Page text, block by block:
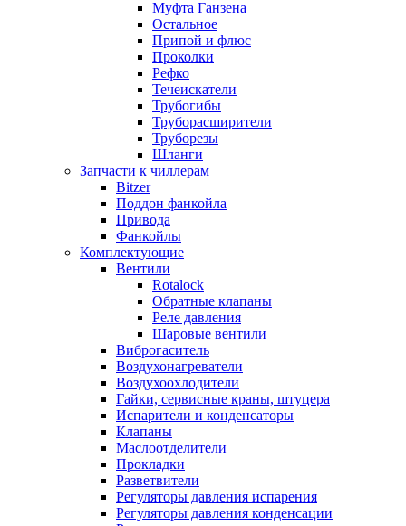
Муфта Ганзена
Остальное
Припой и флюс
Проколки
Рефко
Течеискатели
Трубогибы
Труборасширители
Труборезы
Шланги
Запчасти к чиллерам
Bitzer
Поддон фанкойла
Привода
Фанкойлы
Комплектующие
Вентили
Rotalock
Обратные клапаны
Реле давления
Шаровые вентили
Виброгаситель
Воздухонагреватели
Воздухоохлодители
Гайки, сервисные краны, штуцера
Испарители и конденсаторы
Клапаны
Маслоотделители
Прокладки
Разветвители
Регуляторы давления испарения
Регуляторы давления конденсации